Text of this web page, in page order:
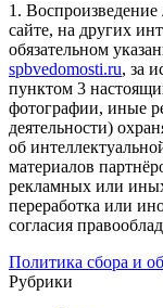
1.
сайте, на других
обязательном
spbvedomosti.ru, за
пунктом 3
фотографии, иные
деятельности)
об
материалов
рекламных или
переработка или
согласия
Политика сбора и
Рубрики